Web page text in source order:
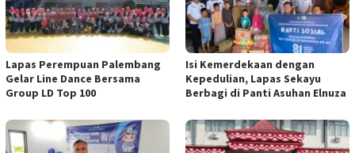
Lapas Perempuan Palembang
Gelar Line Dance Bersama
Group LD Top 100
Isi Kemerdekaan dengan
Kepedulian, Lapas Sekayu
Berbagi di Panti Asuhan Elnuza